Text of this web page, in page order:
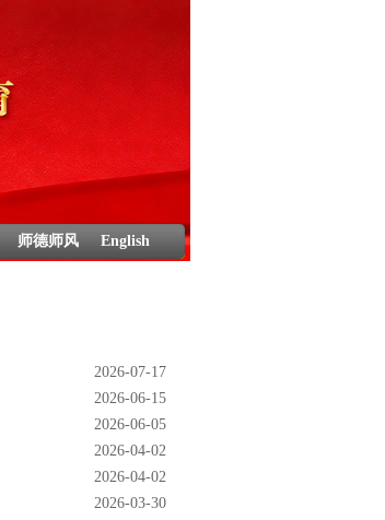
师德师风 English
2026-07-17
2026-06-15
2026-06-05
2026-04-02
2026-04-02
2026-03-30